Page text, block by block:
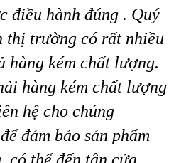
điều hành đúng . Quý
thị trường có rất nhiều
hàng kém chất lượng.
hàng kém chất lượng
hệ cho chúng
để đảm bảo sản phẩm
có thể đến tận cửa